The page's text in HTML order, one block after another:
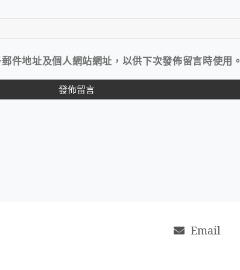
件地址及個人網站網址，以供下次發佈留言時使用。
Email